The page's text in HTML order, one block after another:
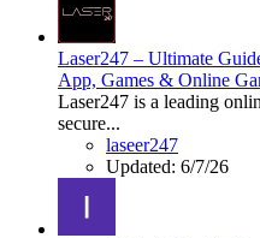
Laser247 – Ultimate
App, Games & Online
Laser247 is a leading
secure...
laseer247
Updated: 6/7/26